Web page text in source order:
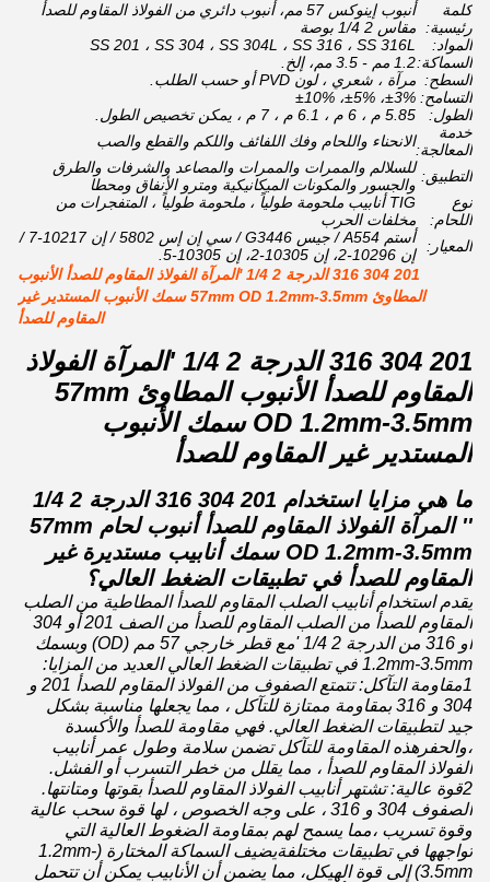
كلمة
رئيسية:
أنبوب إينوكس 57 مم، أنبوب دائري من الفولاذ المقاوم للصدأ
مقاس 2 1/4 بوصة
المواد:
SS 201 ، SS 304 ، SS 304L ، SS 316 ، SS 316L
السماكة:1.2 مم - 3.5 مم، إلخ.
السطح: مرآة ، شعري ، لون PVD أو حسب الطلب.
التسامح: ±3%، ±5%، ±10%
الطول:
5.85 م ، 6 م ، 6.1 م ، 7 م ، يمكن تخصيص الطول.
خدمة
المعالجة:الانحناء واللحام وفك اللفائف واللكم والقطع والصب
التطبيق: للسلالم والممرات والممرات والمصاعد والشرفات والطرق
والجسور والمكونات الميكانيكية ومترو الأنفاق ومحطا
نوع
اللحام:
TIG أنابيب ملحومة طولياً ، ملحومة طولياً ، المتفجرات من
مخلفات الحرب
المعيار:
أستم A554 / جيس G3446 / سي إن إس 5802 / إن 10217-7 /
إن 10296-2، إن 10305-2، إن 10305-5.
201 304 316 الدرجة 2 1/4 'المرآة الفولاذ المقاوم للصدأ الأنبوب
المطاوئ 57mm OD 1.2mm-3.5mm سمك الأنبوب المستدير غير
المقاوم للصدأ
201 304 316 الدرجة 2 1/4 'المرآة الفولاذ
المقاوم للصدأ الأنبوب المطاوئ 57mm
OD 1.2mm-3.5mm سمك الأنبوب
المستدير غير المقاوم للصدأ
ما هي مزايا استخدام 201 304 316 الدرجة 2 1/4
'' المرآة الفولاذ المقاوم للصدأ أنبوب لحام 57mm
OD 1.2mm-3.5mm سمك أنابيب مستديرة غير
المقاوم للصدأ في تطبيقات الضغط العالي؟
يقدم استخدام أنابيب الصلب المقاوم للصدأ المطاطية من الصلب
المقاوم للصدأ من الصلب المقاوم للصدأ من الصف 201 أو 304
أو 316 من الدرجة 2 1/4 'مع قطر خارجي 57 مم (OD) وبسمك
1.2mm-3.5mm في تطبيقات الضغط العالي العديد من المزايا:
1مقاومة التآكل: تتمتع الصفوف من الفولاذ المقاوم للصدأ 201 و
304 و 316 بمقاومة ممتازة للتآكل ، مما يجعلها مناسبة بشكل
جيد لتطبيقات الضغط العالي. فهي مقاومة للصدأ والأكسدة
،والحفرهذه المقاومة للتآكل تضمن سلامة وطول عمر أنابيب
الفولاذ المقاوم للصدأ ، مما يقلل من خطر التسرب أو الفشل.
2قوة عالية: تشتهر أنابيب الفولاذ المقاوم للصدأ بقوتها ومتانتها.
الصفوف 304 و 316 ، على وجه الخصوص ، لها قوة سحب عالية
وقوة تسريب ،مما يسمح لهم بمقاومة الضغوط العالية التي
تواجهها في تطبيقات مختلفةيضيف السماكة المختارة (1.2mm-
3.5mm) إلى قوة الهيكل، مما يضمن أن الأنابيب يمكن أن تتحمل